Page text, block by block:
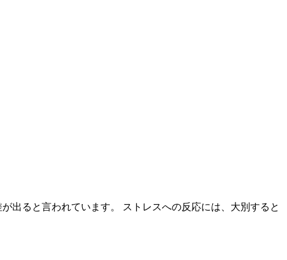
出ると言われています。 ストレスへの反応には、大別すると